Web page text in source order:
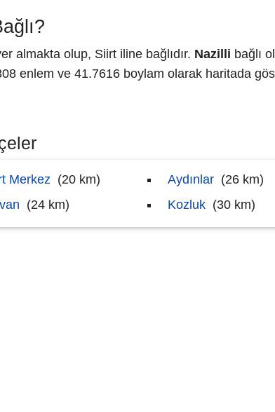
almakta olup, Siirt iline bağlıdır. Nazilli bağlı
enlem ve 41.7616 boylam olarak haritada
Merkez (20 km)
(24 km)
Aydınlar (26 km)
Kozluk (30 km)